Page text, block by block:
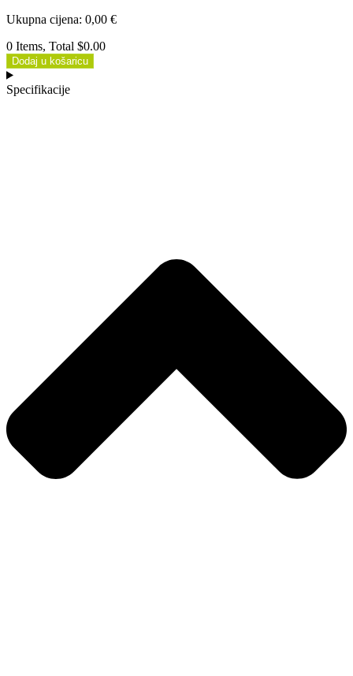
Ukupna cijena: 0,00 €
0 Items, Total $0.00
Dodaj u košaricu
Specifikacije